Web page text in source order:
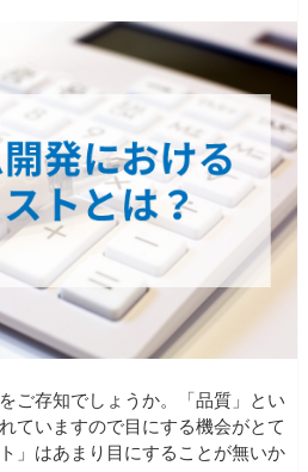
ご存知でしょうか。「品質」とい
ていますので目にする機会がとて
」はあまり目にすることが無いか